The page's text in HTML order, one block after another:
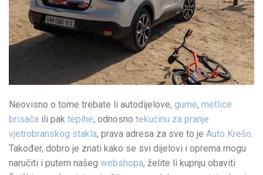
Neovisno o tome trebate li autodijelove, gume, metlice
brisača ili pak tepihe, odnosno tekućinu za pranje
vjetrobranskog stakla, prava adresa za sve to je Auto Krešo.
Također, dobro je znati kako se svi dijelovi i oprema mogu
naručiti i putem našeg webshopa, želite li kupnju obaviti